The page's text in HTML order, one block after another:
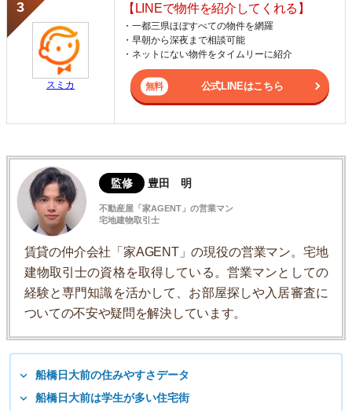
スミカ
【LINEで物件を紹介してくれる】
・一都三県ほぼすべての物件を網羅
・早朝から深夜まで相談可能
・ネットにない物件をタイムリーに紹介
公式LINEはこちら
監修 豊田 明
不動産屋「家AGENT」の営業マン
宅地建物取引士
賃貸の仲介会社「家AGENT」の現役の営業マン。宅地
建物取引士の資格を取得している。営業マンとしての
経験と専門知識を活かして、お部屋探しや入居審査に
ついての不安や疑問を解決しています。
船橋日大前の住みやすさデータ
船橋日大前は学生が多い住宅街